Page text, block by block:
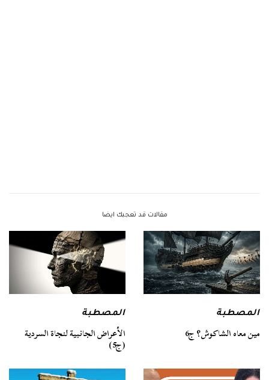
مقالات قد تعجبك ايضا
المصطبة
مين معاه الشاكوش؟ ج6
المصطبة
الأعراض الجانبية لنجاة السردية
(ج5)